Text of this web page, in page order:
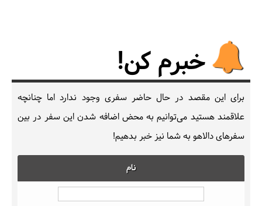
خبرم کن!
برای این مقصد در حال حاضر سفری وجود ندارد اما چنانچه
علاقمند هستید می‌توانیم به محض اضافه شدن این سفر در بین
سفرهای دالاهو به شما نیز خبر بدهیم!
نام